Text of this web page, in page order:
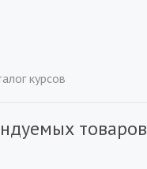
курсов
товаров